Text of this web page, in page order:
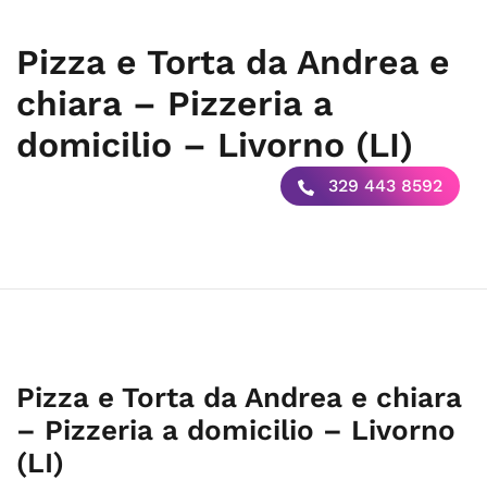
Pizza e Torta da Andrea e
chiara – Pizzeria a
domicilio – Livorno (LI)
329 443 8592
Pizza e Torta da Andrea e chiara
– Pizzeria a domicilio – Livorno
(LI)